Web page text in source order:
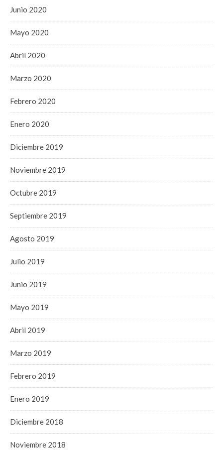
Junio 2020
Mayo 2020
Abril 2020
Marzo 2020
Febrero 2020
Enero 2020
Diciembre 2019
Noviembre 2019
Octubre 2019
Septiembre 2019
Agosto 2019
Julio 2019
Junio 2019
Mayo 2019
Abril 2019
Marzo 2019
Febrero 2019
Enero 2019
Diciembre 2018
Noviembre 2018